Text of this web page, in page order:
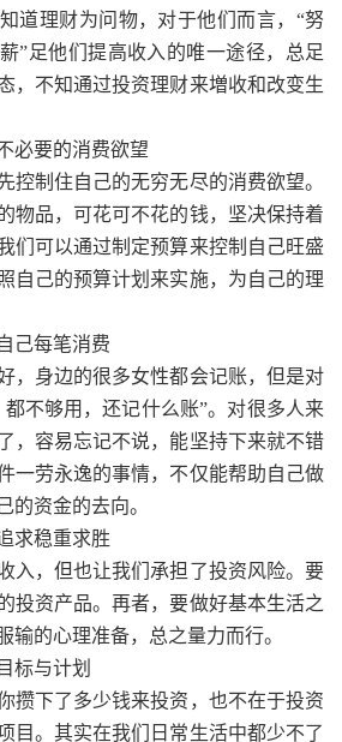
道理财为问物，对于他们而言，“努
”足他们提高收入的唯一途径，总足
，不知通过投资理财来増收和改变生
必要的消费欲望
控制住自己的无穷无尽的消费欲望。
物品，可花可不花的钱，坚决保持着
们可以通过制定预算来控制自己旺盛
自己的预算计划来实施，为自己的理
己每笔消费
，身边的很多女性都会记账，但是对
不够用，还记什么账”。对很多人来
，容易忘记不说，能坚持下来就不错
一劳永逸的事情，不仅能帮助自己做
的资金的去向。
求稳重求胜
入，但也让我们承担了投资风险。要
投资产品。再者，要做好基本生活之
输的心理准备，总之量力而行。
标与计划
攒下了多少钱来投资，也不在于投资
目。其实在我们日常生活中都少不了